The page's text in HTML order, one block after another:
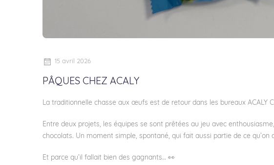
15 avril 2026
PÂQUES CHEZ ACALY
La traditionnelle chasse aux œufs est de retour dans les bureaux ACALY
Entre deux projets, les équipes se sont prêtées au jeu avec
chocolats. Un moment simple, spontané, qui fait aussi partie de ce qu’on
Et parce qu’il fallait bien des gagnants… 👀